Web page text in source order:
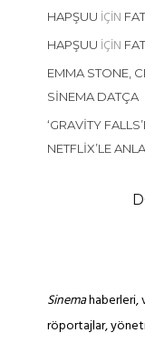
HAPŞUU IÇIN
HAPŞUU IÇIN
EMMA STONE,
SINEMA DATÇA
‘GRAVITY
NETFLIX’LE
Sinemahaberleri,
röportajlar,